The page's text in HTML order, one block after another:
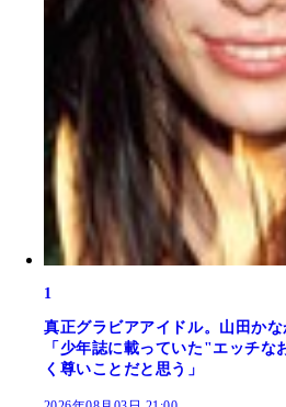
1
真正グラビアアイドル。山田か
「少年誌に載っていた"エッチ
く尊いことだと思う」